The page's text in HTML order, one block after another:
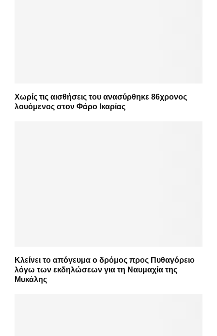
Χωρίς τις αισθήσεις του ανασύρθηκε 86χρονος
λουόμενος στον Φάρο Ικαρίας
Κλείνει το απόγευμα ο δρόμος προς Πυθαγόρειο
λόγω των εκδηλώσεων για τη Ναυμαχία της
Μυκάλης